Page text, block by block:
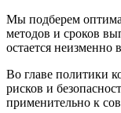
Мы подберем
методов и сроков
остается неизменно
Во главе политики
рисков и
применительно к